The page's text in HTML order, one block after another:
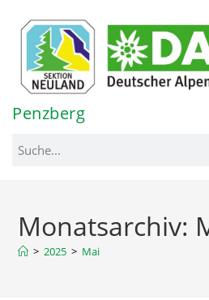
springen
Penzberg
Monatsarchiv:
> 2025 > Mai